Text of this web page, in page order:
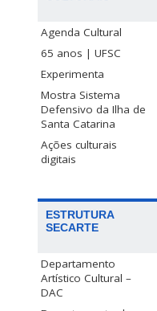
Agenda Cultural
65 anos | UFSC
Experimenta
Mostra Sistema
Defensivo da Ilha de
Santa Catarina
Ações culturais
digitais
ESTRUTURA
SECARTE
Departamento
Artístico Cultural –
DAC